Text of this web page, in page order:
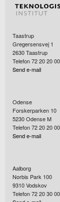
Taastrup
Gregersensvej 1
2630Taastrup
Telefon 72 20 20 00
Send e-mail
Odense
Forskerparken 10
5230Odense M
Telefon 72 20 20 00
Send e-mail
Aalborg
Norbis Park 100
9310Vodskov
Telefon 72 20 30 00